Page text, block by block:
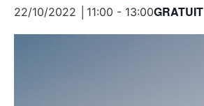
22/10/2022 │11:00 - 13:00GRATUIT